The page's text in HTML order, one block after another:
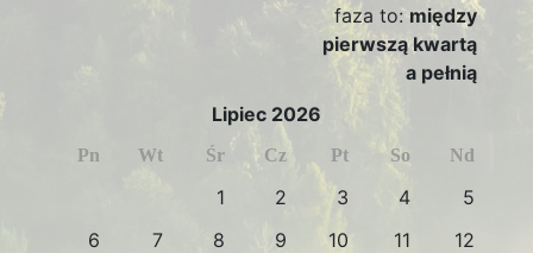
faza to: między
pierwszą kwartą
a pełnią
Lipiec 2026
Pn Wt Śr Cz Pt So Nd
1 2 3 4
5
6
7 8 9 10 11
12